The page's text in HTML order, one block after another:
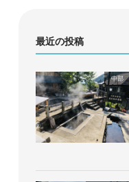
最近の投稿
中部